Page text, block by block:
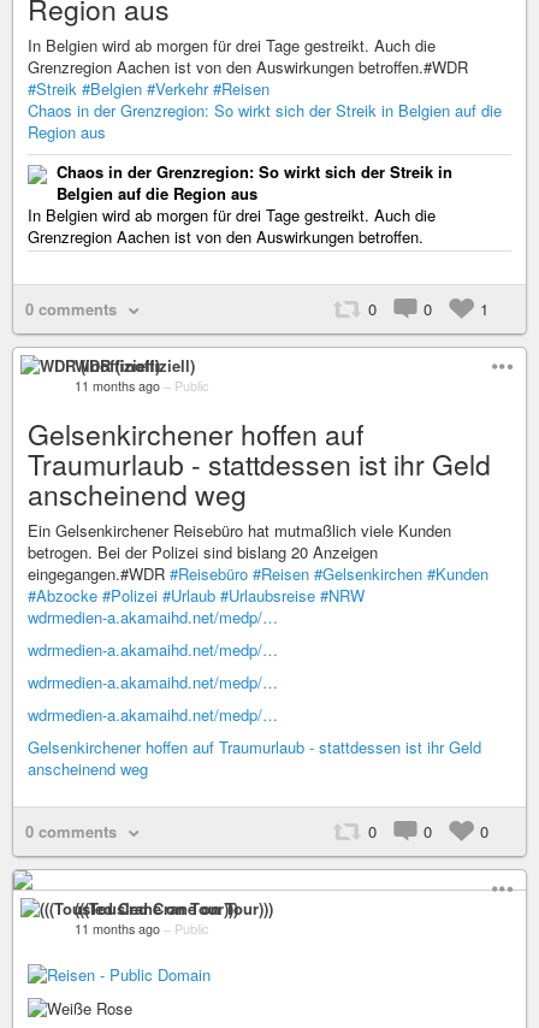
Region aus
In Belgien wird ab morgen für drei Tage gestreikt. Auch die
Grenzregion Aachen ist von den Auswirkungen betroffen.#WDR
#Streik #Belgien #Verkehr #Reisen
Chaos in der Grenzregion: So wirkt sich der Streik in Belgien auf die
Region aus
Chaos in der Grenzregion: So wirkt sich der Streik in
Belgien auf die Region aus
In Belgien wird ab morgen für drei Tage gestreikt. Auch die
Grenzregion Aachen ist von den Auswirkungen betroffen.
0 comments 0 0 1
WDR (inoffiziell)
11 months ago – Public
Gelsenkirchener hoffen auf
Traumurlaub - stattdessen ist ihr Geld
anscheinend weg
Ein Gelsenkirchener Reisebüro hat mutmaßlich viele Kunden
betrogen. Bei der Polizei sind bislang 20 Anzeigen
eingegangen.#WDR #Reisebüro #Reisen #Gelsenkirchen #Kunden
#Abzocke #Polizei #Urlaub #Urlaubsreise #NRW
wdrmedien-a.akamaihd.net/medp/…
wdrmedien-a.akamaihd.net/medp/…
wdrmedien-a.akamaihd.net/medp/…
wdrmedien-a.akamaihd.net/medp/…
Gelsenkirchener hoffen auf Traumurlaub - stattdessen ist ihr Geld
anscheinend weg
0 comments 0 0 0
(((Tousled Crane on Tour)))
11 months ago – Public